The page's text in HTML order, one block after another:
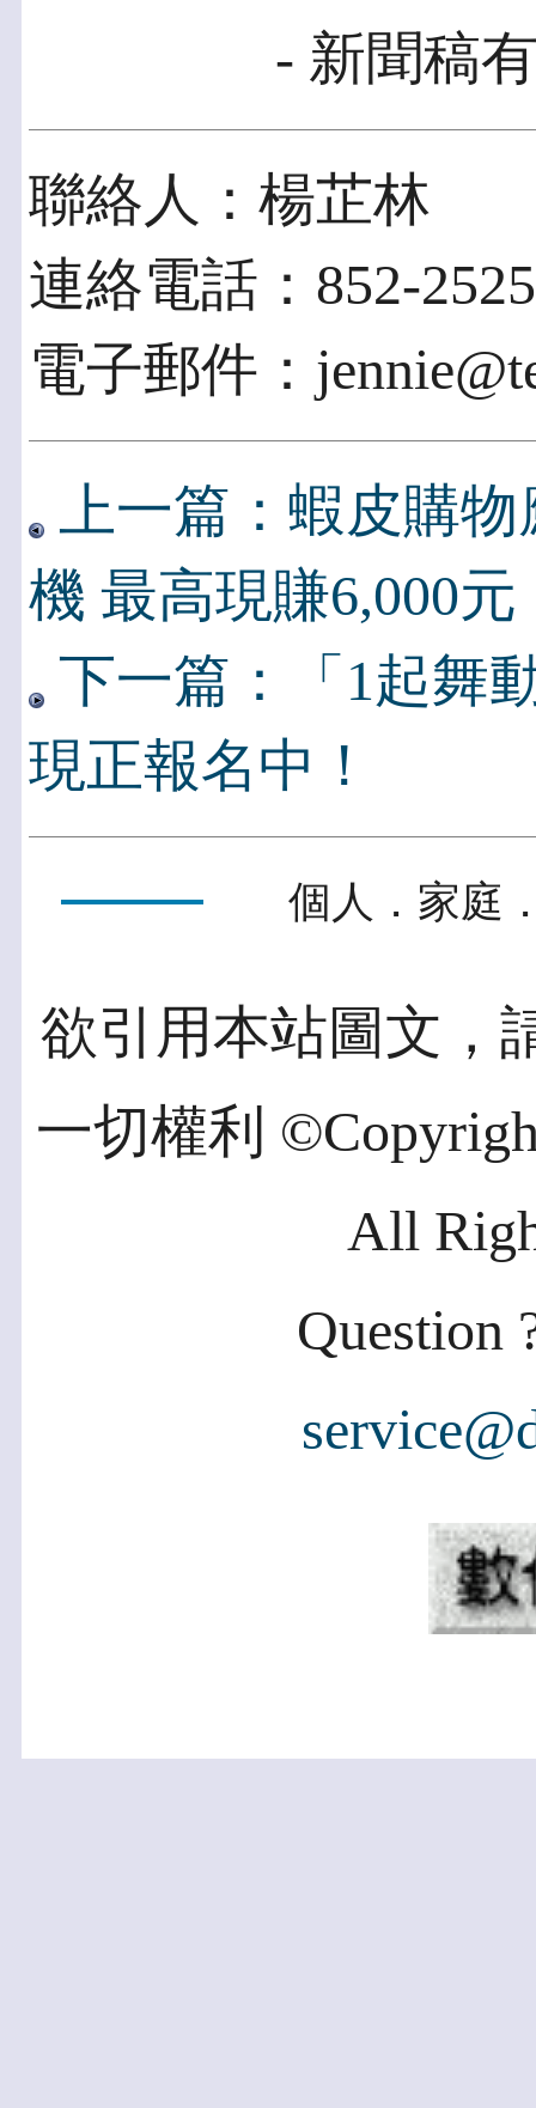
- 新聞稿
聯絡人：楊芷林
連絡電話：852-
電子郵件：
上一篇：蝦皮購物
機 最高現賺6,000元
下一篇：「1起舞
現正報名中！
個人．家庭
欲引用本站圖文，
一切權利
All
Question